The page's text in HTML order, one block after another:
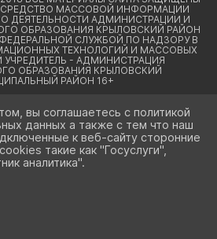
ДАННЫХ
вы соглашаетесь с политикой
данных а также с тем что наш
к веб-сайту сторонние
такие как "Госуслуги",
аналитика".